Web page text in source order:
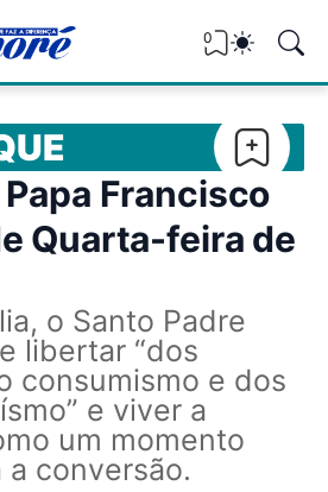
0
Francisco
Quarta-feira de
o Santo Padre
libertar “dos
consumismo e dos
e viver a
um momento
a conversão.